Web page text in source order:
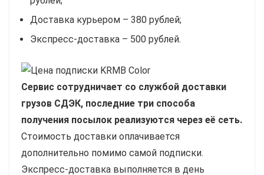
Доставка курьером – 380 рублей;
Экспресс-доставка – 500 рублей.
Сервис сотрудничает со службой доставки
грузов СДЭК, последние три способа
получения посылок реализуются через её сеть.
Стоимость доставки оплачивается
дополнительно помимо самой подписки.
Экспресс-доставка выполняется в день